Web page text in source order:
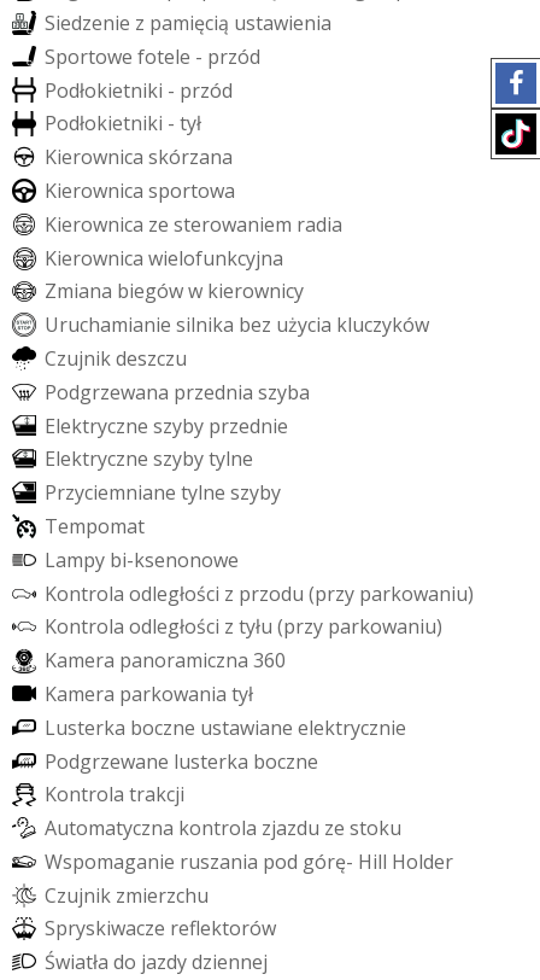
Siedzenie z pamięcią ustawienia
Sportowe fotele - przód
Podłokietniki - przód
Podłokietniki - tył
Kierownica skórzana
Kierownica sportowa
Kierownica ze sterowaniem radia
Kierownica wielofunkcyjna
Zmiana biegóww kierownicy
Uruchamianie silnika bez użycia kluczyków
Czujnikdeszczu
Podgrzewana przednia szyba
Elektryczne szyby przednie
Elektryczne szybytylne
Przyciemniane tylne szyby
Tempomat
Lampy bi-ksenonowe
Kontrola odległości z przodu (przy parkowaniu)
Kontrola odległości z tyłu (przy parkowaniu)
Kamera panoramiczna 360
Kamera parkowania tył
Lusterka boczne ustawiane elektrycznie
Podgrzewane lusterka boczne
Kontrola trakcji
Automatyczna kontrola zjazdu ze stoku
Wspomaganie ruszania pod górę- Hill Holder
Czujnik zmierzchu
Spryskiwacze refektorów
Światła do jazdydziennej